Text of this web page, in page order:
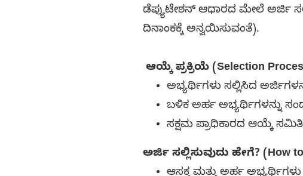
ಡೆಪ್ಯುಟೇಶನ್ ಆಧಾರದ ಮೇಲೆ ಅರ್ಜಿ
ದಿನಾಂಕಕ್ಕೆ ಅನ್ವಯಿಸುವಂತೆ).
ಆಯ್ಕೆ ಪ್ರಕ್ರಿಯೆ (Selection
ಅಭ್ಯರ್ಥಿಗಳು ಸಲ್ಲಿಸಿದ
ಬಳಿಕ ಅರ್ಹ ಅಭ್ಯರ್ಥಿಗಳನ್ನು
ಸಕ್ಷಮ ಪ್ರಾಧಿಕಾರದ ಆಯ್ಕೆ
ಅರ್ಜಿ ಸಲ್ಲಿಸುವುದು ಹೇಗೆ? (How